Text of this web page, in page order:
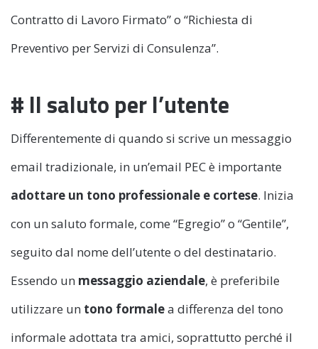
Contratto di Lavoro Firmato” o “Richiesta di
Preventivo per Servizi di Consulenza”.
# Il saluto per l’utente
Differentemente di quando si scrive un messaggio
email tradizionale, in un’email PEC è importante
adottare un tono professionale e cortese. Inizia
con un saluto formale, come “Egregio” o “Gentile”,
seguito dal nome dell’utente o del destinatario.
Essendo un messaggio aziendale, è preferibile
utilizzare un tono formalea differenza del tono
informale adottata tra amici, soprattutto perché il